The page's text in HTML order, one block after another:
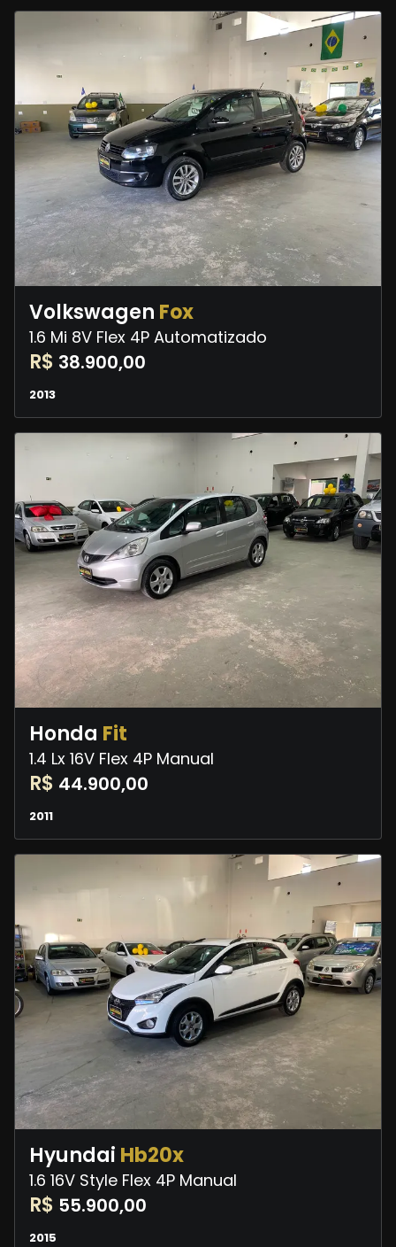
Volkswagen Fox
1.6 Mi 8V Flex 4P Automatizado
R$ 38.900,00
2013
Honda Fit
1.4 Lx 16V Flex 4P Manual
R$ 44.900,00
2011
Hyundai Hb20x
1.6 16V Style Flex 4P Manual
R$ 55.900,00
2015